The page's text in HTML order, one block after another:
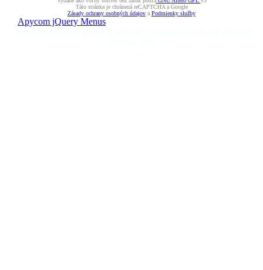
Táto stránka je chránená reCAPTCHA a Google
Zásady ochrany osobných údajov a Podmienky služby
Apycom jQuery Menus